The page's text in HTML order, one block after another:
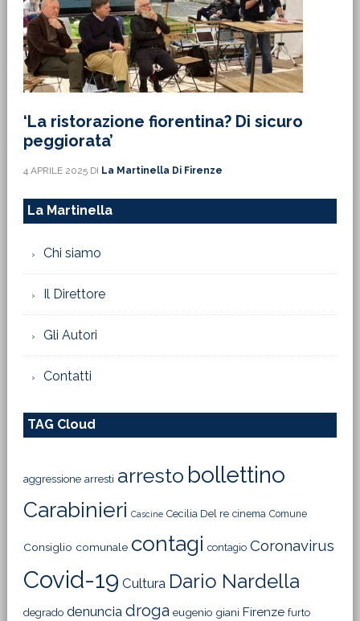
‘La ristorazione fiorentina? Di sicuro
peggiorata’
4 APRILE 2025DI La Martinella Di Firenze
La Martinella
Chi siamo
Il Direttore
Gli Autori
Contatti
TAG Cloud
aggressione arresti arresto bollettino
Carabinieri Cascine Cecilia Del re cinema Comune
Consiglio comunale contagi contagio Coronavirus
Covid-19 Cultura Dario Nardella
degrado denuncia droga eugenio giani Firenze furto